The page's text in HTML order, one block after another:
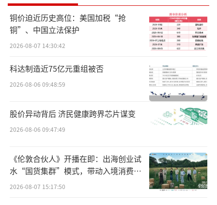
平。
“珍酒的业绩表现应该说是符合市场预
较大，对于下半年整个社会消费走势,看法普遍
比较消极，以及珍酒李渡作为港股第一酒缺乏
参照目标，可能都影响了珍酒在资本市场的表
现。”有白酒行业人士向中华网财经指出。
大幅提升，但是毛利率仍处在行业底端。今年
上半年，珍酒李渡毛利率57.9%，较上年的55.
6%略有上涨，但是与同行业相比差距明显。
铜价迫近历史高位：美国加税“抢
铜”、中国立法保护
2026-08-07 14:30:42
科达制造近75亿元重组被否
2026-08-06 09:48:59
股价异动背后 济民健康跨界芯片谋变
2026-08-06 09:47:49
《伦敦合伙人》开播在即：出海创业试
水“国货集群”模式，带动入境消费反
向种草
2026-08-07 15:17:50